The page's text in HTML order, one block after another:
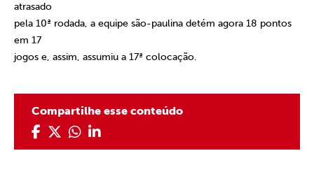
atrasado
pela 10ª rodada, a equipe são-paulina detém agora 18 pontos
em 17
jogos e, assim, assumiu a 17ª colocação.
Compartilhe esse conteúdo